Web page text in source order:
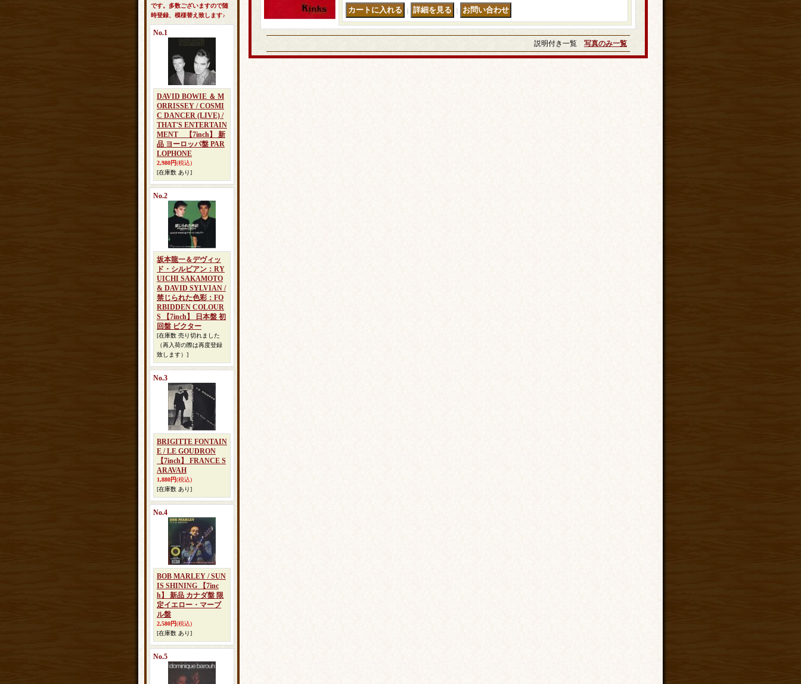
です。多数ございますので随
時登録、模様替え致します♪
No.1
DAVID BOWIE ＆ M
ORRISSEY / COSMI
C DANCER (LIVE) /
THAT'S ENTERTAIN
MENT 【7inch】 新
品 ヨーロッパ盤 PAR
LOPHONE
2,980円(税込)
[在庫数 あり]
No.2
坂本龍一＆デヴィッ
ド・シルビアン：RY
UICHI SAKAMOTO
& DAVID SYLVIAN /
禁じられた色彩：FO
RBIDDEN COLOUR
S 【7inch】 日本盤 初
回盤 ビクター
[在庫数 売り切れました
（再入荷の際は再度登録
致します）]
No.3
BRIGITTE FONTAIN
E / LE GOUDRON
【7inch】 FRANCE S
ARAVAH
1,880円(税込)
[在庫数 あり]
No.4
BOB MARLEY / SUN
IS SHINING 【7inc
h】 新品 カナダ盤 限
定イエロー・マーブ
ル盤
2,580円(税込)
[在庫数 あり]
No.5
説明付き一覧 写真のみ一覧